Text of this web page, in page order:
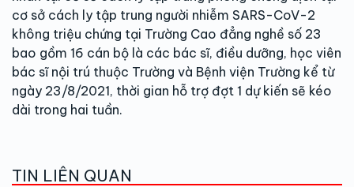
cơ sở cách ly tập trung người nhiễm SARS-CoV-2
không triệu chứng tại Trường Cao đẳng nghề số 23
bao gồm 16 cán bộ là các bác sĩ, điều dưỡng, học viên
bác sĩ nội trú thuộc Trường và Bệnh viện Trường kể từ
ngày 23/8/2021, thời gian hỗ trợ đợt 1 dự kiến sẽ kéo
dài trong hai tuần.
TIN LIÊN QUAN